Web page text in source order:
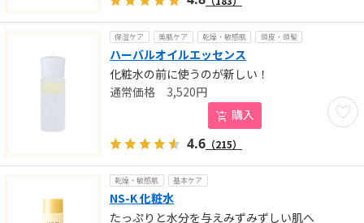
保湿ケア 美肌ケア 乾燥・敏感肌 頭皮・頭髪
ハーバルオイルエッセンス
化粧水の前に使うのが新しい！
お気
3,520円
購入
4.6 （215）
乾燥・敏感肌 基本ケア
NS-K 化粧水
たっぷりと水分を与えみずみずしい肌へ